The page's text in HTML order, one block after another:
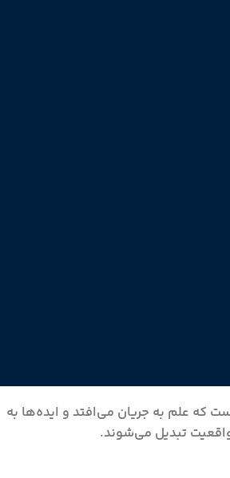
که علم به جریان می‌افتد و ایده‌ها به
تبدیل می‌شوند.